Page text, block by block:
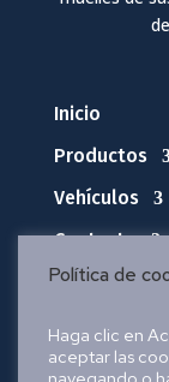
Inicio
Productos
Vehículos
Contacto
Política de
Política de
Haga clic en
aceptar las